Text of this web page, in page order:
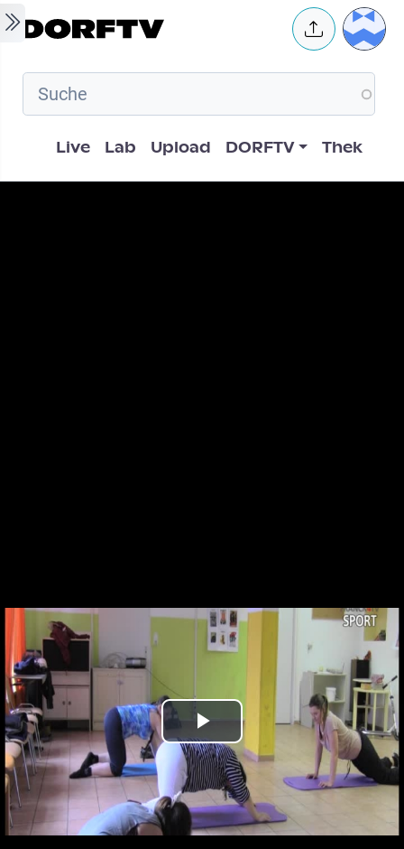
Skip to main content User
Hauptnavigation
Live Lab Upload DORFTV Thek
Play
Video